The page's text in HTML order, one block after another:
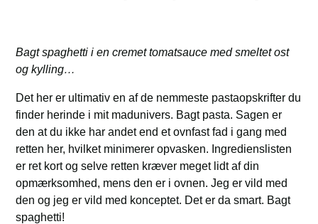
Bagt spaghetti i en cremet tomatsauce med smeltet ost
og kylling…
Det her er ultimativ en af de nemmeste pastaopskrifter du
finder herinde i mit madunivers. Bagt pasta. Sagen er
den at du ikke har andet end et ovnfast fad i gang med
retten her, hvilket minimerer opvasken. Ingredienslisten
er ret kort og selve retten kræver meget lidt af din
opmærksomhed, mens den er i ovnen. Jeg er vild med
den og jeg er vild med konceptet. Det er da smart. Bagt
spaghetti!